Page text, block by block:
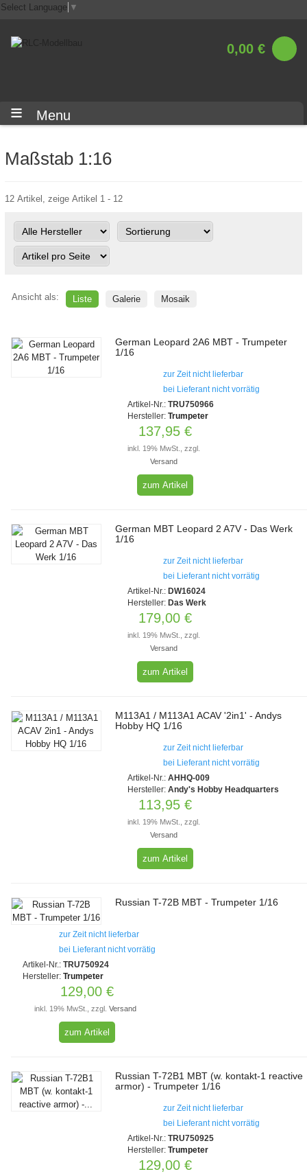
Select Language ▼
0,00 €
Menu
Maßstab 1:16
12 Artikel, zeige Artikel 1 - 12
Ansicht als: Liste Galerie Mosaik
German Leopard 2A6 MBT - Trumpeter
1/16
zur Zeit nicht lieferbar
bei Lieferant nicht vorrätig
Artikel-Nr.: TRU750966
Hersteller: Trumpeter
137,95 €
inkl. 19% MwSt., zzgl.
Versand
zum Artikel
German MBT Leopard 2 A7V - Das Werk
1/16
zur Zeit nicht lieferbar
bei Lieferant nicht vorrätig
Artikel-Nr.: DW16024
Hersteller: Das Werk
179,00 €
inkl. 19% MwSt., zzgl.
Versand
zum Artikel
M113A1 / M113A1 ACAV '2in1' - Andys
Hobby HQ 1/16
zur Zeit nicht lieferbar
bei Lieferant nicht vorrätig
Artikel-Nr.: AHHQ-009
Hersteller: Andy's Hobby Headquarters
113,95 €
inkl. 19% MwSt., zzgl.
Versand
zum Artikel
Russian T-72B MBT - Trumpeter 1/16
zur Zeit nicht lieferbar
bei Lieferant nicht vorrätig
Artikel-Nr.:TRU750924
Hersteller:Trumpeter
129,00 €
inkl. 19% MwSt., zzgl. Versand
zum Artikel
Russian T-72B1 MBT (w. kontakt-1 reactive
armor) - Trumpeter 1/16
zur Zeit nicht lieferbar
bei Lieferant nicht vorrätig
Artikel-Nr.: TRU750925
Hersteller: Trumpeter
129,00 €